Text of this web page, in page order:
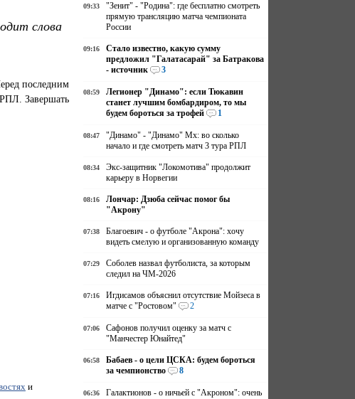
слова
последним
Завершать
и
09:33
"Зенит" - "Родина": где бесплатно смотреть
прямую трансляцию матча чемпионата
России
09:16
Стало известно, какую сумму
предложил "Галатасарай" за Батракова
- источник
3
08:59
Легионер "Динамо": если Тюкавин
станет лучшим бомбардиром, то мы
будем бороться за трофей
1
08:47
"Динамо" - "Динамо" Мх: во сколько
начало и где смотреть матч 3 тура РПЛ
08:34
Экс-защитник "Локомотива" продолжит
карьеру в Норвегии
08:16
Лончар: Дзюба сейчас помог бы
"Акрону"
07:38
Благоевич - о футболе "Акрона": хочу
видеть смелую и организованную команду
07:29
Соболев назвал футболиста, за которым
следил на ЧМ-2026
07:16
Игдисамов объяснил отсутствие Мойзеса в
матче с "Ростовом"
2
07:06
Сафонов получил оценку за матч с
"Манчестер Юнайтед"
06:58
Бабаев - о цели ЦСКА: будем бороться
за чемпионство
8
06:36
Галактионов - о ничьей с "Акроном": очень